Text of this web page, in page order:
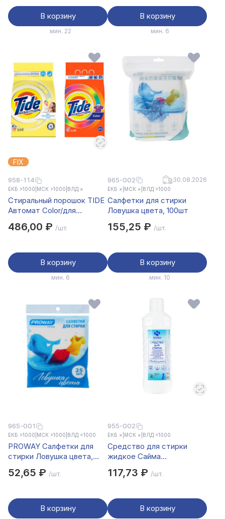
В корзину
мин. 22
В корзину
мин. 6
FIX
958-114
ЕКБ >1000 МСК >1000 ВЛД ×
Стиральный порошок TIDE
Автомат Color/для
2,4кг
486,00 ₽ /шт.
В корзину
мин. 6
965-002 30.08.2026
ЕКБ × МСК × ВЛД >1000
Салфетки для стирки
Ловушка цвета, 100шт
155,25 ₽ /шт.
В корзину
мин. 10
965-001
ЕКБ >1000 МСК >1000 ВЛД <1000
PROWAY Салфетки для
стирки Ловушка цвета,
52,65 ₽ /шт.
В корзину
955-002
ЕКБ × МСК × ВЛД >1000
Средство для стирки
жидкое Сайма
117,73 ₽ /шт.
В корзину